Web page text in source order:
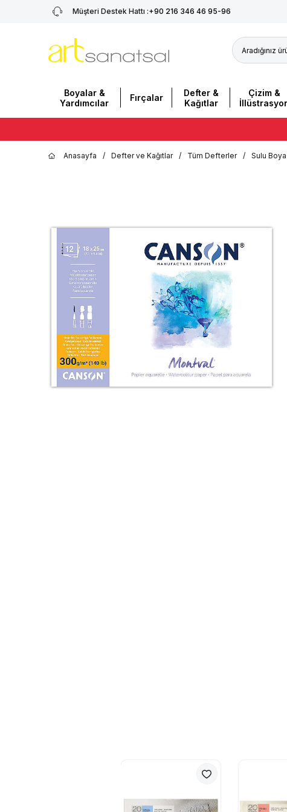
Müşteri Destek Hattı :+90 216 346 46 95-96
Boyalar &
Yardımcılar
Fırçalar
Defter &
Kağıtlar
Çizim &
Anasayfa / Defter ve Kağıtlar / Tüm Defterler / Sulu